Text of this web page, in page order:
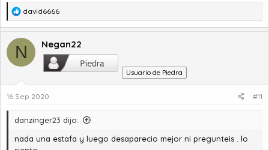
R
e
c
i
n
e
:
david6666
N Negan22
Usuario de Piedra
16 Sep 2020 #11
danzinger23 dijo:
nada una estafa y luego desaparecio mejor ni pregunteis . lo